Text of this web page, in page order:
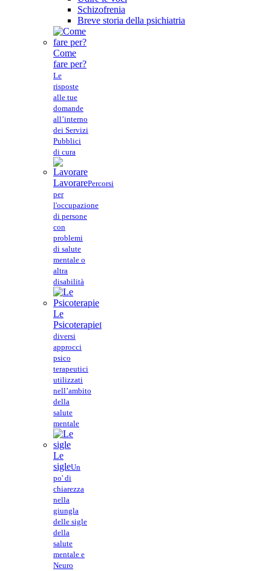
Schizofrenia
Breve storia della psichiatria
Come
fare per?
Le
risposte
alle tue
domande
all’interno
dei Servizi
Pubblici
di cura
LavorarePercorsi
per
l'occupazione
di persone
con
problemi
di salute
mentale o
altra
disabilità
Le
PsicoterapieI
diversi
approcci
psico
terapeutici
utilizzati
nell’ambito
della
salute
mentale
Le
sigleUn
po' di
chiarezza
nella
giungla
delle sigle
della
salute
mentale e
Neuro